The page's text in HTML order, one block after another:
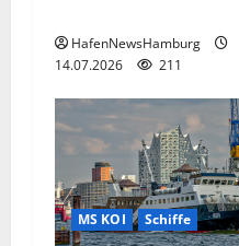
HafenNewsHamburg
14.07.2026
211
MS KOI Schiffe